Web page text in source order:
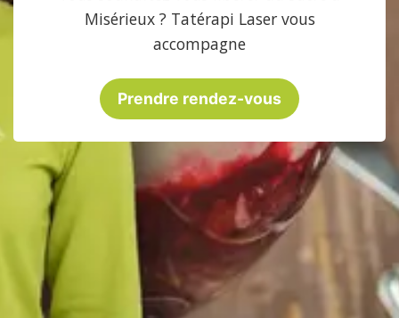
Misérieux ? Tatérapi Laser vous
accompagne
Prendre rendez-vous